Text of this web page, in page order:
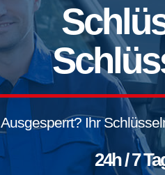
Ausgesperrt? Ihr
24h / 7